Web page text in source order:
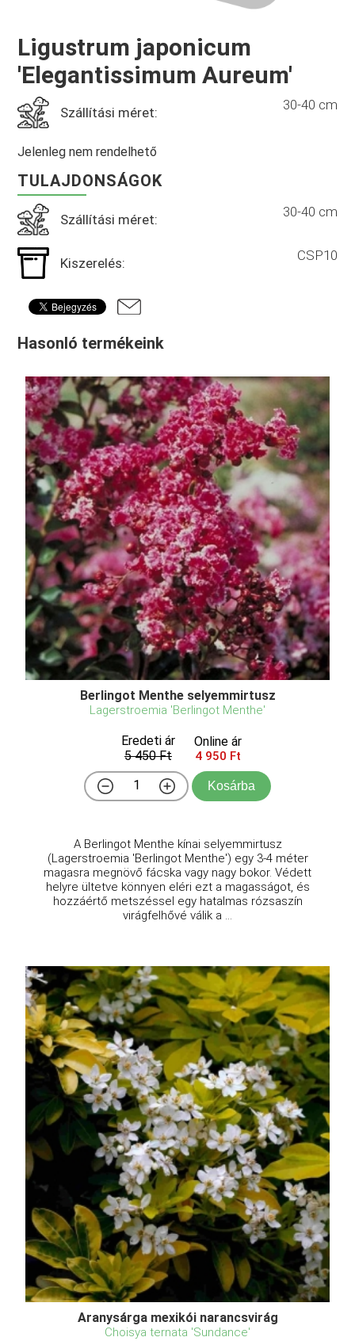
Ligustrum japonicum
'Elegantissimum Aureum'
Szállítási méret: 30-40 cm
Jelenleg nem rendelhető
TULAJDONSÁGOK
Szállítási méret: 30-40 cm
Kiszerelés: CSP10
Hasonló termékeink
Berlingot Menthe selyemmirtusz
Lagerstroemia 'Berlingot Menthe'
Eredeti ár
5 450 Ft
Online ár
4 950 Ft
Kosárba
A Berlingot Menthe kínai selyemmirtusz
(Lagerstroemia 'Berlingot Menthe') egy 3-4 méter
magasra megnövő fácska vagy nagy bokor. Védett
helyre ültetve könnyen eléri ezt a magasságot, és
hozzáértő metszéssel egy hatalmas rózsaszín
virágfelhővé válik a ...
Aranysárga mexikói narancsvirág
Choisya ternata 'Sundance'